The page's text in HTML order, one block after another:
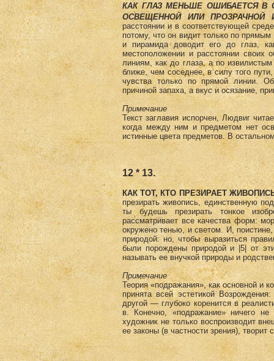
КАК ГЛАЗ МЕНЬШЕ ОШИБАЕТСЯ В
ОСВЕЩЕННОЙ ИЛИ
расстоянии и в соответствующей
потому, что он видит только по
и пирамида доводит его до глаз,
местоположении и расстоянии своих
линиям, как до глаза, а по
ближе, чем соседнее, в силу того
чувства только по прямой линии.
причиной запаха, а вкус и осязание,
Примечание
Текст заглавия испорчен, Людвиг
когда между ним и предметом нет
истинные цвета предметов. В
12 * 13.
КАК ТОТ, КТО ПРЕЗИРАЕТ
презирать живопись, единственную
ты будешь презирать тонкое
рассматривает все качества форм:
окружено тенью, и светом. И,
природой: но, чтобы выразиться
были порождены природой и |5| от
называть ее внучкой природы и
Примечание
Теория «подражания», как основной и
принята всей эстетикой
другой — глубоко коренится в
в. Конечно, «подражание» ничего не
художник не только воспроизводит
ее законы (в частности зрения), творит